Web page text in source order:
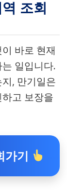
조회
바로 현재
일입니다.
, 만기일은
고 보장을
가기